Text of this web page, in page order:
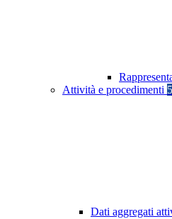
Attività e procedimenti 5
Dati aggregati